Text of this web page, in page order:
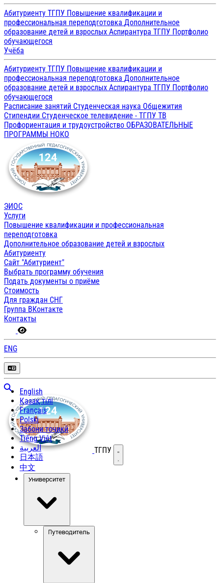
Абитуриенту ТГПУ Повышение квалификации и
профессиональная переподготовка Дополнительное
образование детей и взрослых Аспирантура ТГПУ Портфолио
обучающегося
Учёба
Абитуриенту ТГПУ Повышение квалификации и
профессиональная переподготовка Дополнительное
образование детей и взрослых Аспирантура ТГПУ Портфолио
обучающегося
Расписание занятий Студенческая наука Общежития
Стипендии Студенческое телевидение - ТГПУ ТВ
Профориентация и трудоустройство ОБРАЗОВАТЕЛЬНЫЕ
ПРОГРАММЫ НОКО
ЭИОС
Услуги
Повышение квалификации и профессиональная
переподготовка
Дополнительное образование детей и взрослых
Абитуриенту
Сайт "Абитуриент"
Выбрать программу обучения
Подать документы о приёме
Стоимость
Для граждан СНГ
Группа ВКонтакте
Контакты
ENG
English
Қазақ тілі
Français
Polski
Забони тоҷикӣ
Tiếng Việt
العربية
日本語
中文
ТГПУ Открыть меню
Университет
Путеводитель